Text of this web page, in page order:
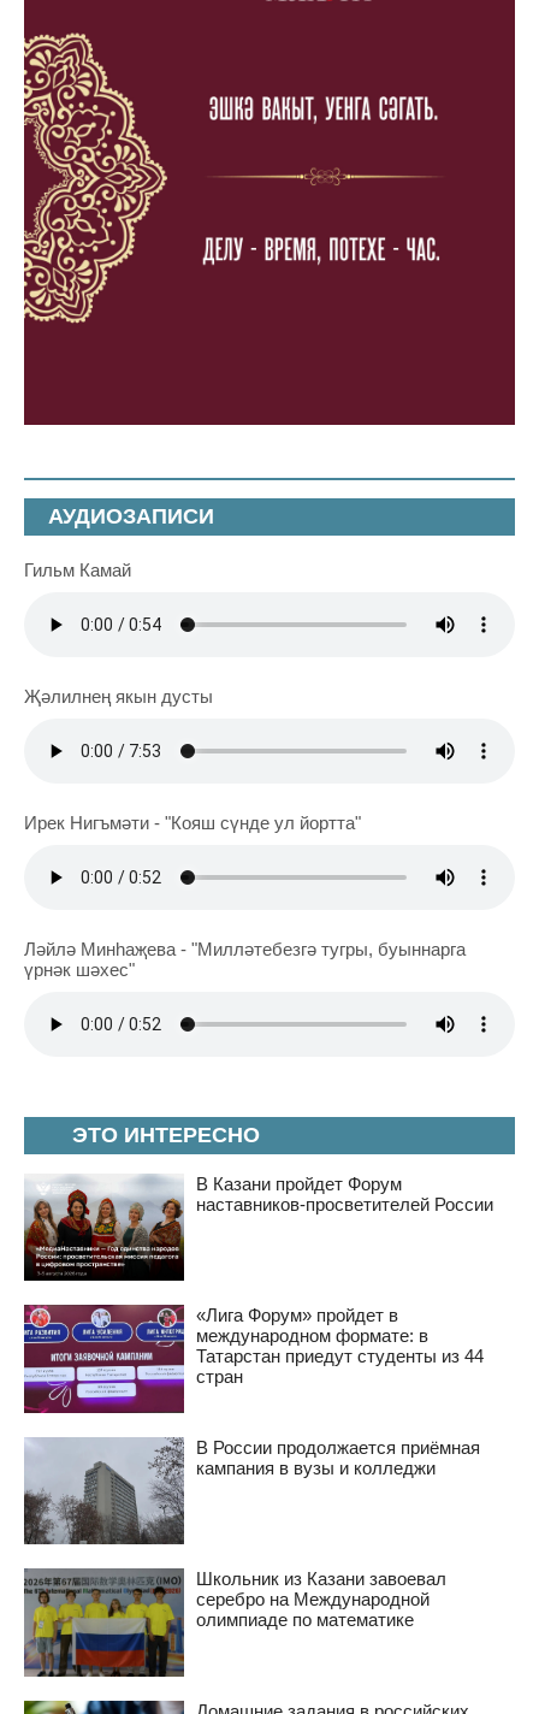
ЭТО ИНТЕРЕСНО
В Казани пройдет Форум
наставников-просветителей России
«Лига Форум» пройдет в
международном формате: в
Татарстан приедут студенты из 44
стран
В России продолжается приёмная
кампания в вузы и колледжи
Школьник из Казани завоевал
серебро на Международной
олимпиаде по математике
АУДИОЗАПИСИ
Гильм Камай
Җәлилнең якын дусты
Ирек Нигъмәти - "Кояш сүнде ул йортта"
Ләйлә Минһаҗева - "Милләтебезгә тугры, буыннарга
үрнәк шәхес"